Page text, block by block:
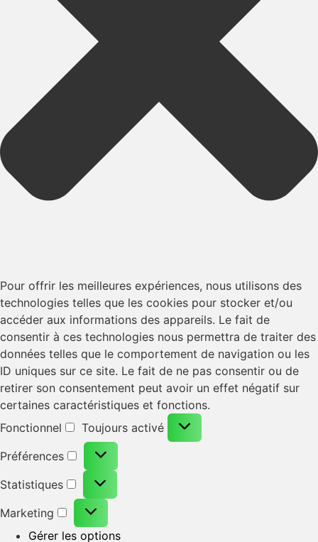
Pour offrir les meilleures expériences, nous utilisons des
technologies telles que les cookies pour stocker et/ou
accéder aux informations des appareils. Le fait de
consentir à ces technologies nous permettra de traiter des
données telles que le comportement de navigation ou les
ID uniques sur ce site. Le fait de ne pas consentir ou de
retirer son consentement peut avoir un effet négatif sur
certaines caractéristiques et fonctions.
Fonctionnel
Toujours activé
Préférences
Statistiques